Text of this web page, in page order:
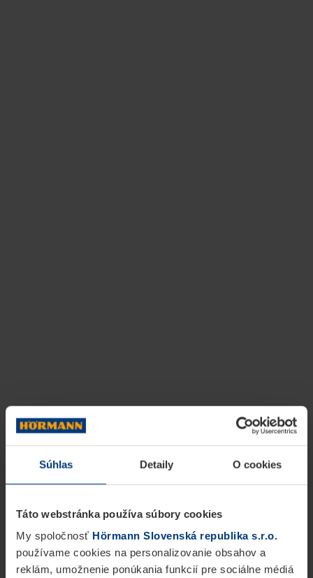
Súhlas Detaily O cookies
Táto webstránka používa súbory cookies
My spoločnosť Hörmann Slovenská republika s.r.o.
používame cookies na personalizovanie obsahov a
reklám, umožnenie ponúkania funkcií pre sociálne médiá